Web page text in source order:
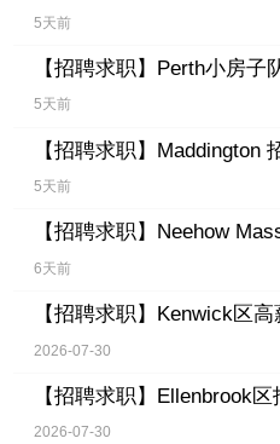
5天前
【招聘求职】 Perth小房子
5天前
【招聘求职】 Maddington
5天前
【招聘求职】 Neehow
6天前
【招聘求职】 Kenwick区
2026-07-30
【招聘求职】 Ellenbrook
2026-07-30